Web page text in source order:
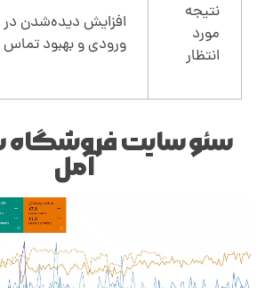
نتیجه
مورد
انتظار
افزایش دیده‌شدن
ورودی و بهبود
سئو سایت فروشگاه
آمل